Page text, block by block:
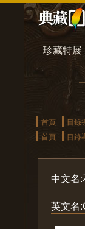
珍藏特展
首頁 目錄
首頁
目錄
中文名
英文名